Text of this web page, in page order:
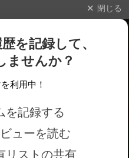
閉じる
を記録して、
ませんか？
利用中！
を記録する
ューを読む
リストの共有
新作・再入荷情報